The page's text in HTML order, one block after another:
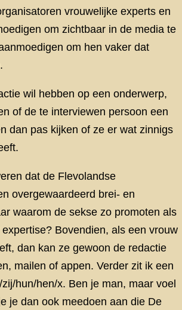
vrouwelijke experts en
om zichtbaar in de media te
om hen vaker dat
wil hebben op een onderwerp,
of de te interviewen persoon een
dan pas kijken of ze er wat zinnigs
dat de Flevolandse
overgewaardeerd brei- en
waarom de sekse zo promoten als
Bovendien, als een vrouw
dan kan ze gewoon de redactie
mailen of appen. Verder zit ik een
hun/hen/x. Ben je man, maar voel
je dan ook meedoen aan die De